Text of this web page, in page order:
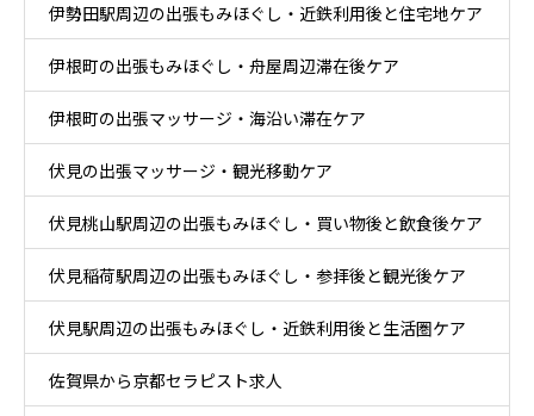
ア
伊勢田駅周辺の出張もみほぐし・近鉄利用後と住宅地ケア
伊根町の出張もみほぐし・舟屋周辺滞在後ケア
伊根町の出張マッサージ・海沿い滞在ケア
伏見の出張マッサージ・観光移動ケア
伏見桃山駅周辺の出張もみほぐし・買い物後と飲食後ケア
伏見稲荷駅周辺の出張もみほぐし・参拝後と観光後ケア
伏見駅周辺の出張もみほぐし・近鉄利用後と生活圏ケア
佐賀県から京都セラピスト求人